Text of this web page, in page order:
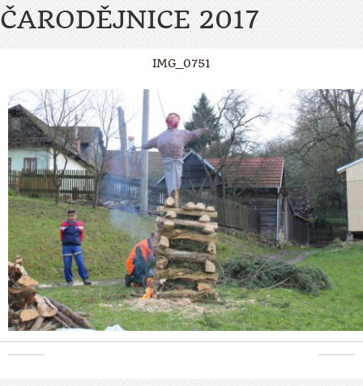
ČARODĚJNICE 2017
IMG_0751